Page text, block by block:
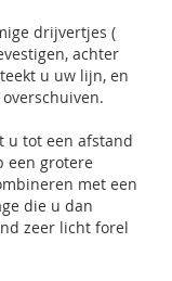
drijvertjes (
achter
u uw lijn, en
u tot een afstand
een grotere
met een
die u dan
zeer licht forel